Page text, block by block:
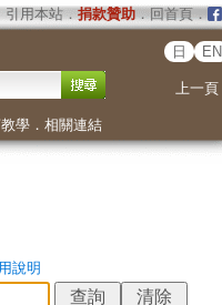
引用本站． 捐款贊助．回首頁．
日 EN
上一頁
學． 相關連結
說明